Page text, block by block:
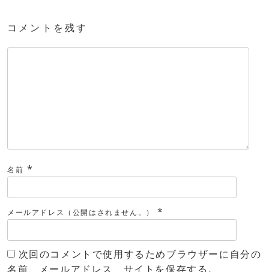
コメントを残す
名前 *
メールアドレス（公開はされません。） *
次回のコメントで使用するためブラウザーに自分の
名前、メールアドレス、サイトを保存する。